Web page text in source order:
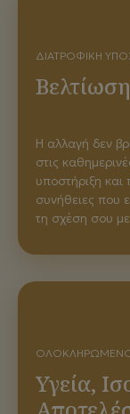
ΔΙΑΤΡΟΦΙΚΉ
Η αλλαγή δεν
στις
υποστήριξη και
συνήθειες που
τη σχέση σου
Υγεία,